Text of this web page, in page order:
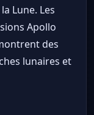
Lune. Les
Apollo
des
lunaires et